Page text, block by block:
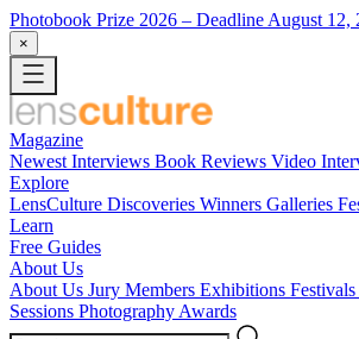
Photobook Prize 2026 – Deadline August 12,
×
Magazine
Newest Interviews Book Reviews Video
Explore
LensCulture Discoveries Winners Galleries
Learn
Free Guides
About Us
About Us Jury Members Exhibitions Festivals
Sessions Photography Awards